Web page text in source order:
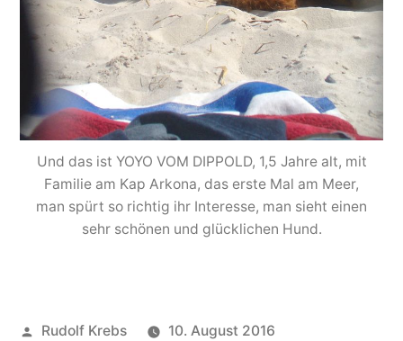
Und das ist YOYO VOM DIPPOLD, 1,5 Jahre alt, mit
Familie am Kap Arkona, das erste Mal am Meer,
man spürt so richtig ihr Interesse, man sieht einen
sehr schönen und glücklichen Hund.
Veröffentlicht
Rudolf Krebs
10. August 2016